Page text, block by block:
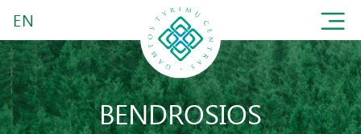
EN
BENDROSIOS